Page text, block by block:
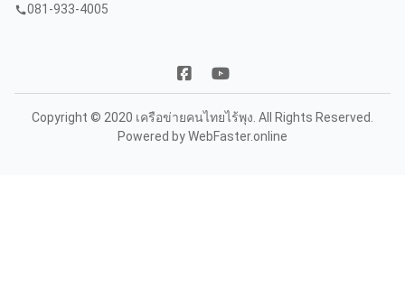
call081-933-4005
Copyright © 2020 เครือข่ายคนไทยไร้พุง. All Rights Reserved.
Powered byWebFaster.online